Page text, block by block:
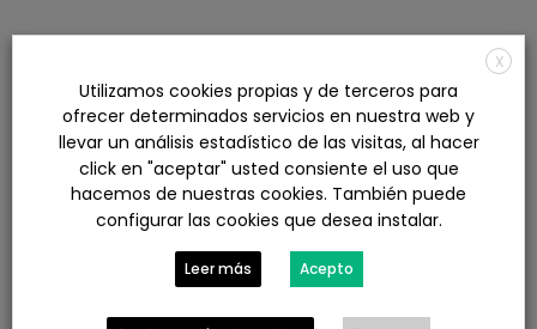
ARCHIVOS
agosto 2026
julio 2026
junio 2026
mayo 2026
marzo 2026
X
Utilizamos cookies propias y de terceros para
ofrecer determinados servicios en nuestra web y
llevar un análisis estadístico de las visitas, al hacer
click en "aceptar" usted consiente el uso que
hacemos de nuestras cookies. También puede
configurar las cookies que desea instalar.
Leer más Acepto